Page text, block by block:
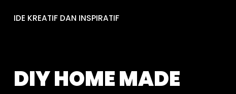
IDE KREATIF DAN INSPIRATIF
DIY HOME MADE